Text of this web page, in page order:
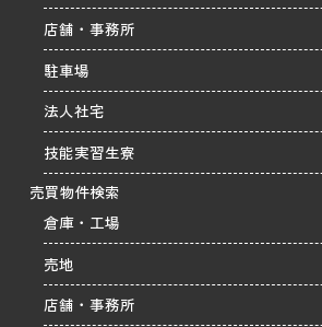
店舗・事務所
駐車場
法人社宅
技能実習生寮
売買物件検索
倉庫・工場
売地
店舗・事務所